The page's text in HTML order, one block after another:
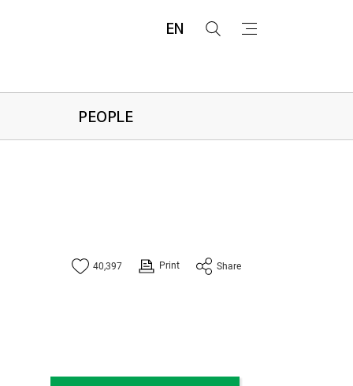
EN
검
PEOPLE
40,397 Print Share